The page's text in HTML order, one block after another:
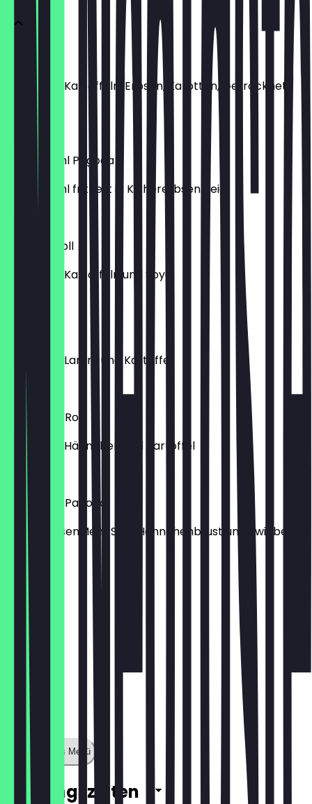
Samosa
gefüllt mit Kartoffeln, Erbsen, Karotten, Getrocknete
Mangos
2,00 €
Blumenkohl Pagoda
Blumenkohl frittiert in Kichererbsen Teig.
Gemüse Roll
gefüllt mit Kartoffeln und Soya
gefüllt mit Lamm und Kartoffel
2,00 €
Hähnchen Roll
gefüllt mit Hähnchen und Kartoffel
2,00 €
Hähnchen Pagoda
KichererbsenMehl, Salz, Hähnchenbrust und Zwiebel
6,00 €
Zeige ganzes Menü
Öffnungszeiten